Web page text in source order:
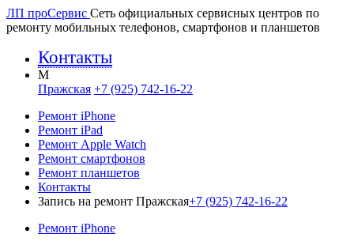
ЛП проСервис Сеть официальных сервисных центров по
ремонту мобильных телефонов, смартфонов и планшетов
Контакты
M
Пражская +7 (925) 742-16-22
Ремонт iPhone
Ремонт iPad
Ремонт Apple Watch
Ремонт смартфонов
Ремонт планшетов
Контакты
Запись на ремонт Пражская+7 (925) 742-16-22
Ремонт iPhone